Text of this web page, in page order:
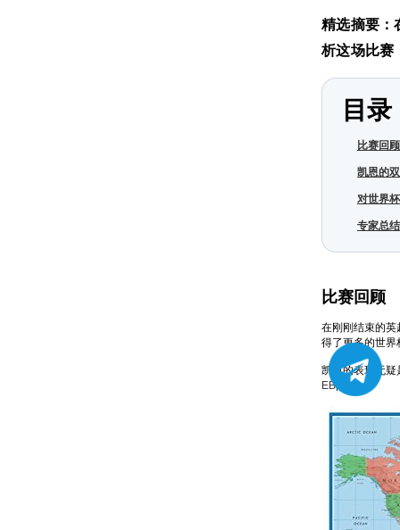
精选摘要：
析这场比赛
目录
比赛回顾
凯恩的
对世界
专家总结
比赛回顾
在刚刚结束的
得了更多的世界
凯恩的表现无
EBpay 。